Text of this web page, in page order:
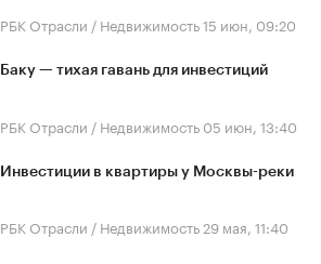
РБК Отрасли / Недвижимость15 июн, 09:20
Баку — тихая гавань для инвестиций
РБК Отрасли / Недвижимость 05 июн, 13:40
Инвестиции в квартиры у Москвы-реки
РБК Отрасли / Недвижимость 29 мая, 11:40